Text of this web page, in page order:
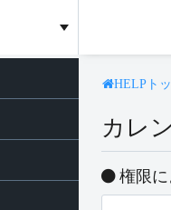
HELPト
カレ
権限